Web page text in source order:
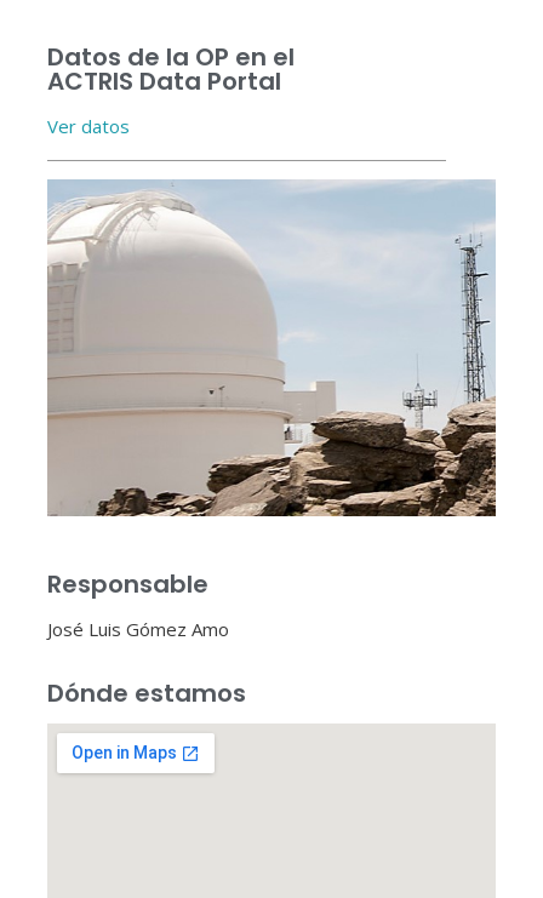
Datos de la OP en el
ACTRIS Data Portal
Ver datos
Responsable
José Luis Gómez Amo
Dónde estamos